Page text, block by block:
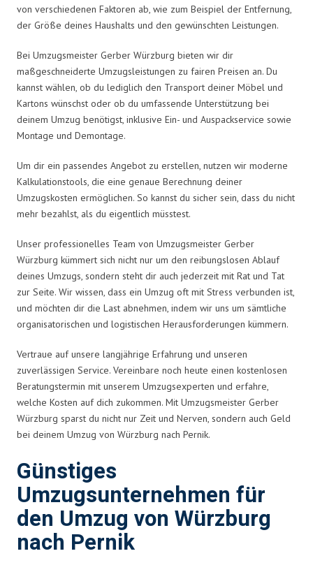
von verschiedenen Faktoren ab, wie zum Beispiel der Entfernung,
der Größe deines Haushalts und den gewünschten Leistungen.
Bei Umzugsmeister Gerber Würzburg bieten wir dir
maßgeschneiderte Umzugsleistungen zu fairen Preisen an. Du
kannst wählen, ob du lediglich den Transport deiner Möbel und
Kartons wünschst oder ob du umfassende Unterstützung bei
deinem Umzug benötigst, inklusive Ein- und Auspackservice sowie
Montage und Demontage.
Um dir ein passendes Angebot zu erstellen, nutzen wir moderne
Kalkulationstools, die eine genaue Berechnung deiner
Umzugskosten ermöglichen. So kannst du sicher sein, dass du nicht
mehr bezahlst, als du eigentlich müsstest.
Unser professionelles Team von Umzugsmeister Gerber
Würzburg kümmert sich nicht nur um den reibungslosen Ablauf
deines Umzugs, sondern steht dir auch jederzeit mit Rat und Tat
zur Seite. Wir wissen, dass ein Umzug oft mit Stress verbunden ist,
und möchten dir die Last abnehmen, indem wir uns um sämtliche
organisatorischen und logistischen Herausforderungen kümmern.
Vertraue auf unsere langjährige Erfahrung und unseren
zuverlässigen Service. Vereinbare noch heute einen kostenlosen
Beratungstermin mit unserem Umzugsexperten und erfahre,
welche Kosten auf dich zukommen. Mit Umzugsmeister Gerber
Würzburg sparst du nicht nur Zeit und Nerven, sondern auch Geld
bei deinem Umzug von Würzburg nach Pernik.
Günstiges
Umzugsunternehmen für
den Umzug von Würzburg
nach Pernik